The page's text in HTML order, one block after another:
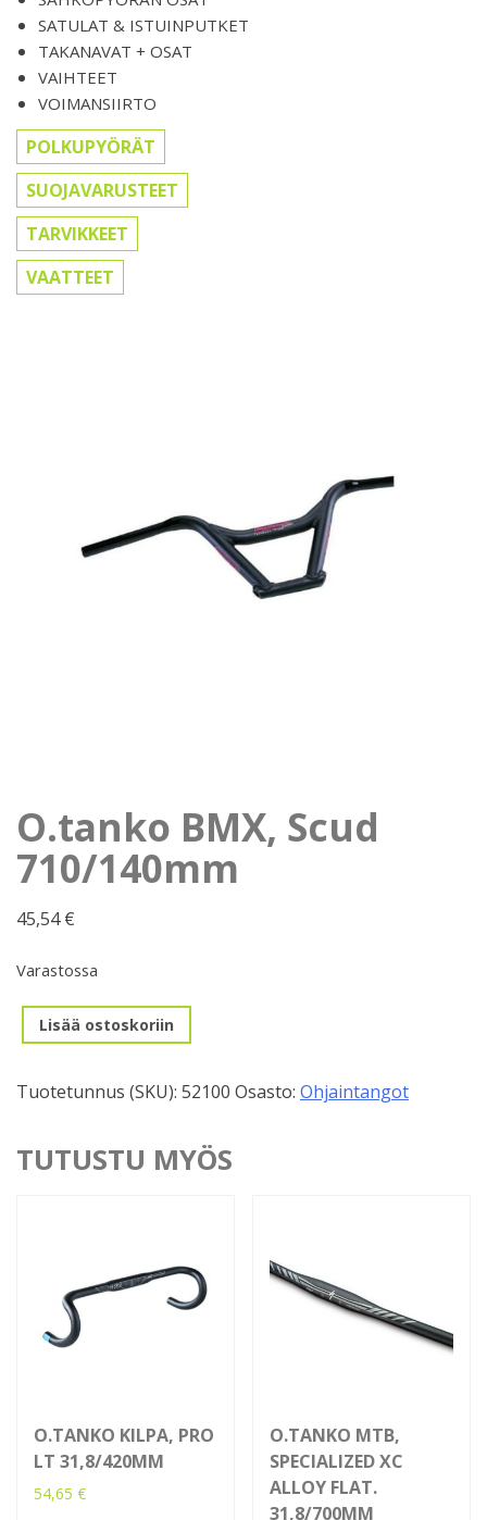
SATULAT & ISTUINPUTKET
TAKANAVAT + OSAT
VAIHTEET
VOIMANSIIRTO
POLKUPYÖRÄT
SUOJAVARUSTEET
TARVIKKEET
VAATTEET
O.tanko BMX, Scud
710/140mm
45,54€
Varastossa
O.tanko
BMX,
710/140mm
Lisää ostoskoriin
Tuotetunnus (SKU): 52100 Osasto: Ohjaintangot
TUTUSTU MYÖS
O.TANKO KILPA, PRO
LT 31,8/420MM
54,65 €
O.TANKO MTB,
SPECIALIZED XC
ALLOY FLAT.
31,8/700MM